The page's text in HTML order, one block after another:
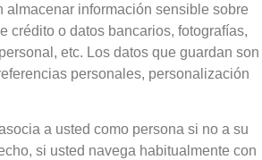
almacenar información sensible sobre
crédito o datos bancarios, fotografías,
etc. Los datos que guardan son
personales, personalización
a usted como persona si no a su
si usted navega habitualmente con